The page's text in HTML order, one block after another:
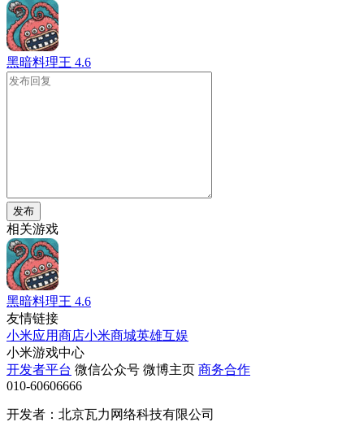
黑暗料理王 4.6
发布
相关游戏
黑暗料理王 4.6
友情链接
小米应用商店小米商城英雄互娱
小米游戏中心
开发者平台 微信公众号 微博主页 商务合作
010-60606666
开发者：北京瓦力网络科技有限公司